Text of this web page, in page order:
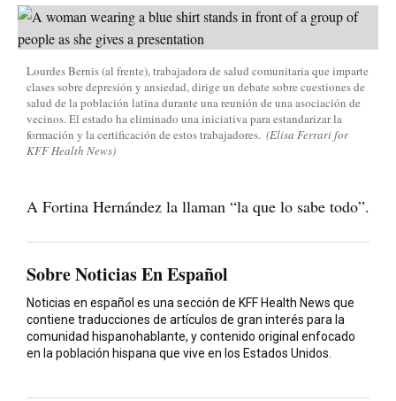
Lourdes Bernis (al frente), trabajadora de salud comunitaria que imparte
clases sobre depresión y ansiedad, dirige un debate sobre cuestiones de
salud de la población latina durante una reunión de una asociación de
vecinos. El estado ha eliminado una iniciativa para estandarizar la
formación y la certificación de estos trabajadores. (Elisa Ferrari for
KFF Health News)
A Fortina Hernández la llaman “la que lo sabe todo”.
Sobre Noticias En Español
Noticias en español es una sección de KFF Health News que
contiene traducciones de artículos de gran interés para la
comunidad hispanohablante, y contenido original enfocado
en la población hispana que vive en los Estados Unidos.